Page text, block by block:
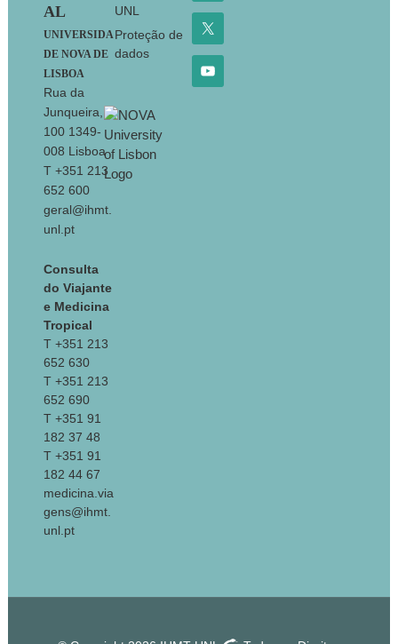
AL
UNIVERSIDA
DE NOVA DE
LISBOA
Rua da
Junqueira,
100 1349-
008 Lisboa
T +351 213
652 600
geral@ihmt.
unl.pt
Consulta
do Viajante
e Medicina
Tropical
T +351 213
652 630
T +351 213
652 690
T +351 91
182 37 48
T +351 91
182 44 67
medicina.via
gens@ihmt.
unl.pt
UNL
Proteção de
dados